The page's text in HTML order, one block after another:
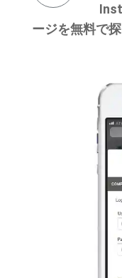
ージを無料で